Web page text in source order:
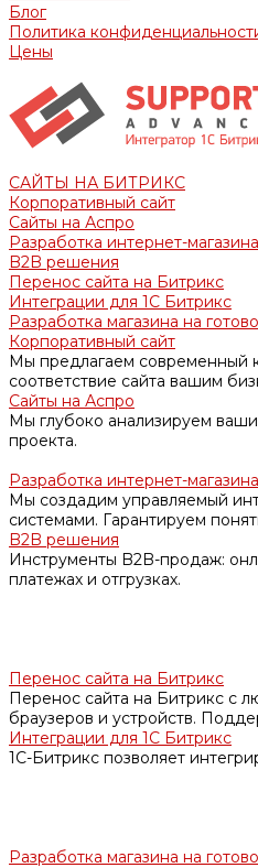
Блог
Политика
Цены
САЙТЫ НА БИТРИКС
Корпоративный сайт
Сайты на Аспро
Разработка интернет-
B2B решения
Перенос сайта на Битрикс
Интеграции для 1С Битрикс
Разработка магазина на
Корпоративный сайт
Мы предлагаем современный
соответствие сайта вашим
Сайты на Аспро
Мы глубоко анализируем
проекта.
Разработка интернет-
Мы создадим управляемый
системами. Гарантируем
B2B решения
Инструменты B2B-продаж:
платежах и отгрузках.
Перенос сайта на Битрикс
Перенос сайта на Битрикс с
браузеров и устройств.
Интеграции для 1С Битрикс
1С-Битрикс позволяет
Разработка магазина на